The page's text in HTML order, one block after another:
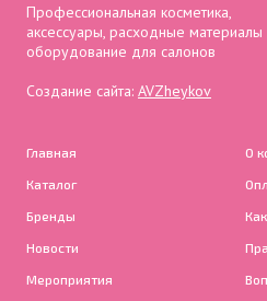
Профессиональная косметика,
аксессуары, расходные материалы
оборудование для салонов
Создание сайта: AVZheykov
Главная
Каталог
Бренды
Новости
Мероприятия
О